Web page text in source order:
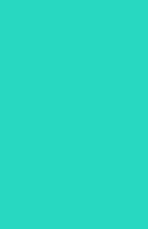
– Я думаю,
закрепился
как
боролась
серьезных
как сам
против
он вышел на
предложить